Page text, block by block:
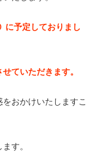
に予定しておりまし
ていただきます。
おかけいたしますこ
す。